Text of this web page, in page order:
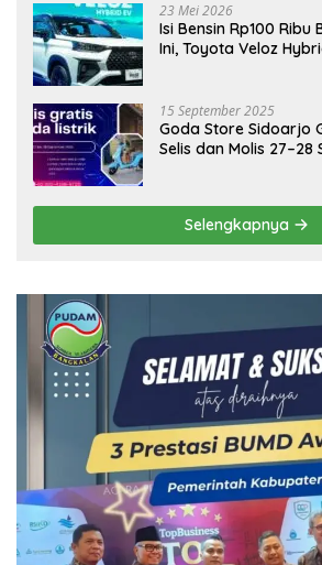
23 Mei 2026
Isi Bensin Rp100 Ribu
Ini, Toyota Veloz
15 September 2025
Goda Store Sidoarjo
Selis dan Molis 27–28
Selengkapnya